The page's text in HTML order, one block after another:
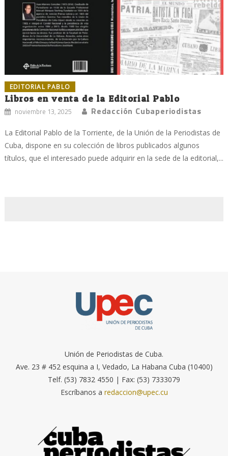
EDITORIAL PABLO
Libros en venta de la Editorial Pablo
noviembre 13, 2025 Redacción Cubaperiodistas
La Editorial Pablo de la Torriente, de la Unión de la Periodistas de
Cuba, dispone en su colección de libros publicados algunos
títulos, que el interesado puede adquirir en la sede de la editorial,...
Unión de Periodistas de Cuba.
Ave. 23 # 452 esquina a I, Vedado, La Habana Cuba (10400)
Telf. (53) 7832 4550 | Fax: (53) 7333079
Escríbanos a redaccion@upec.cu